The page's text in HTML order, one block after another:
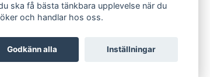
ska få bästa tänkbara upplevelse när du
och handlar hos oss.
Godkänn alla Inställningar